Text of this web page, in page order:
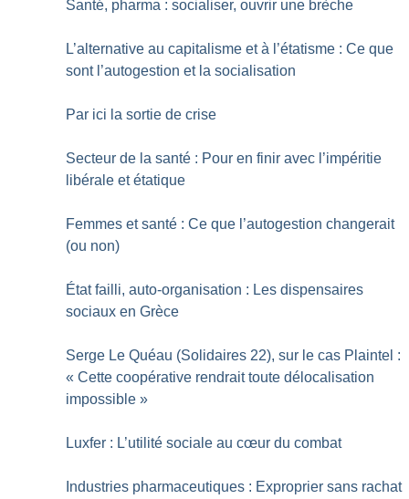
Santé, pharma : socialiser, ouvrir une brèche
L’alternative au capitalisme et à l’étatisme : Ce que
sont l’autogestion et la socialisation
Par ici la sortie de crise
Secteur de la santé : Pour en finir avec l’impéritie
libérale et étatique
Femmes et santé : Ce que l’autogestion changerait
(ou non)
État failli, auto-organisation : Les dispensaires
sociaux en Grèce
Serge Le Quéau (Solidaires 22), sur le cas Plaintel :
« Cette coopérative rendrait toute délocalisation
impossible »
Luxfer : L’utilité sociale au cœur du combat
Industries pharmaceutiques : Exproprier sans rachat